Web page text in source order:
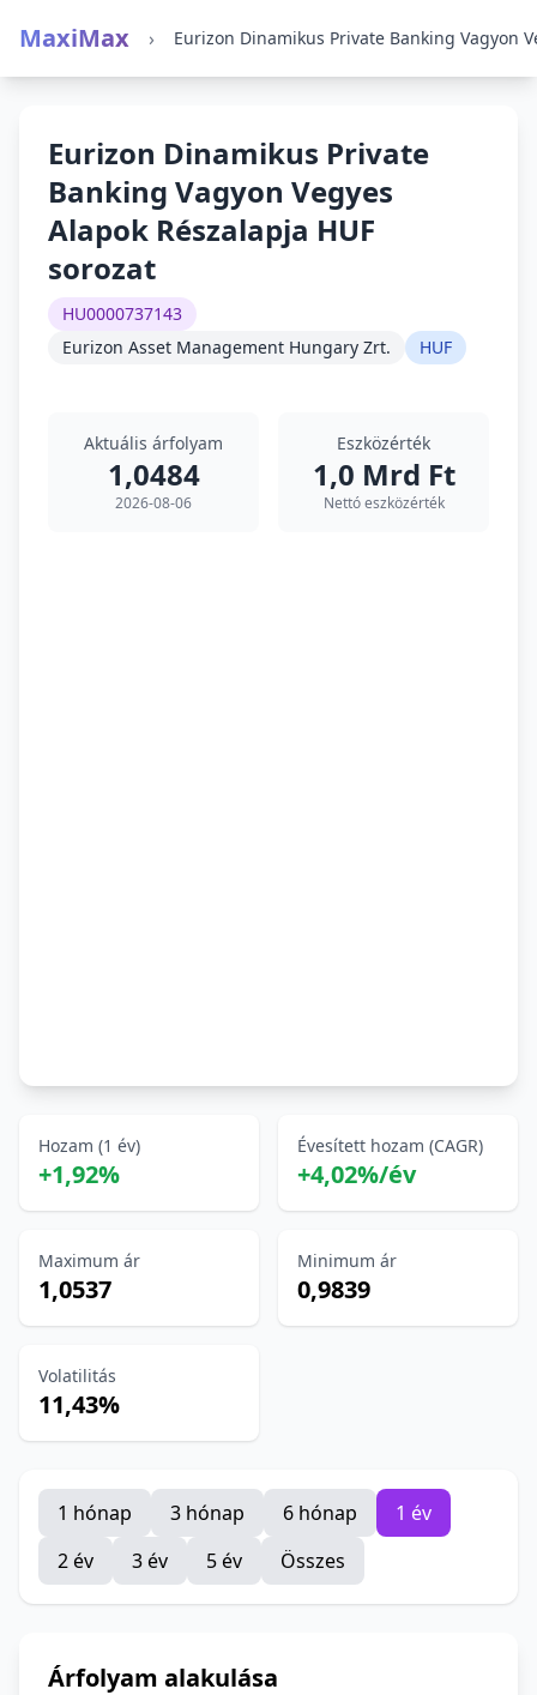
MaxiMax ›
Eurizon Dinamikus Private
Banking Vagyon Vegyes
Alapok Részalapja HUF
sorozat
HU0000737143
Eurizon Asset Management Hungary Zrt.
HUF
Aktuális árfolyam
1,0484
2026-08-06
Eszközérték
1,0 Mrd Ft
Nettó eszközérték
Hozam (1 év)
+1,92%
Évesített hozam (CAGR)
+4,02%/év
Maximum ár
1,0537
Minimum ár
0,9839
Volatilitás
11,43%
1 hónap 3 hónap 6 hónap
1 év
2 év
3 év 5 év Összes
Árfolyam alakulása